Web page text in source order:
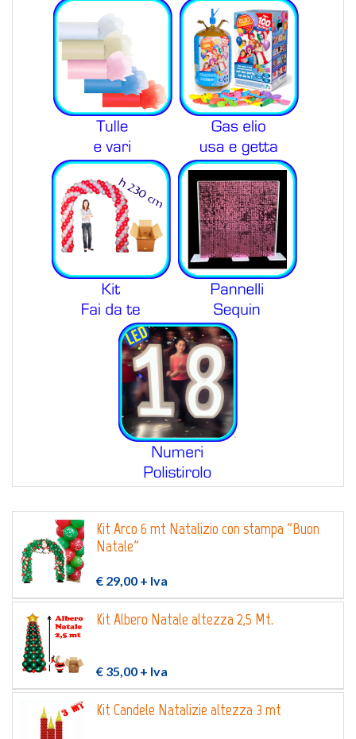
Kit Arco 6 mt Natalizio con stampa "Buon
Natale"
€ 29,00 + Iva
Kit Albero Natale altezza 2,5 Mt.
€ 35,00 + Iva
Kit Candele Natalizie altezza 3 mt